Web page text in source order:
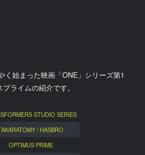
く始まった映画「ONE」シリーズ第1
ライムの紹介です。
STUDIO SERIES
/ HASBRO
OPTIMUS PRIME